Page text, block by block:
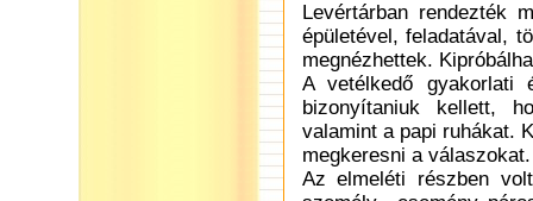
Levértárban rendezték
épületével, feladatával,
megnézhettek.
A vetélkedő gyakorlati
bizonyítaniuk kellett,
valamint a papi ruhákat.
megkeresni a válaszokat.
Az elmeléti részben